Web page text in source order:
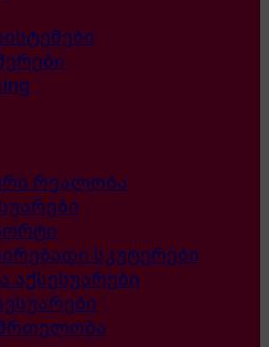
რეალობა
სკუტერები
აქსესუარები